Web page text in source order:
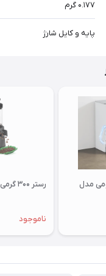
۰.۱۷۷ گرم
پایه و کایل شارژ
مدل
رستر ۳۰۰ گرمی قهوه ونیز
ناموجود